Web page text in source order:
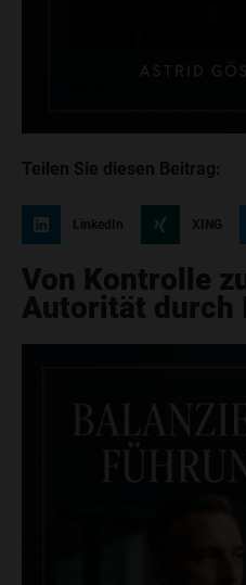
Teilen Sie diesen Beitrag:
LinkedIn XING
Von Kontrolle
Autorität durch